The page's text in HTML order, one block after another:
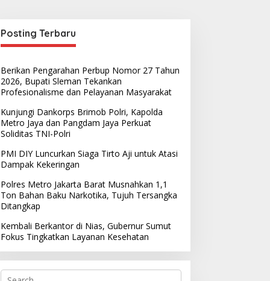
Posting Terbaru
Berikan Pengarahan Perbup Nomor 27 Tahun
2026, Bupati Sleman Tekankan
Profesionalisme dan Pelayanan Masyarakat
Kunjungi Dankorps Brimob Polri, Kapolda
Metro Jaya dan Pangdam Jaya Perkuat
Soliditas TNI-Polri
PMI DIY Luncurkan Siaga Tirto Aji untuk Atasi
Dampak Kekeringan
Polres Metro Jakarta Barat Musnahkan 1,1
Ton Bahan Baku Narkotika, Tujuh Tersangka
Ditangkap
Kembali Berkantor di Nias, Gubernur Sumut
Fokus Tingkatkan Layanan Kesehatan
S